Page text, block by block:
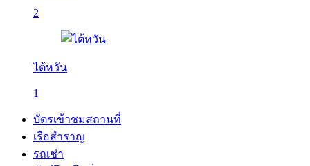
2
ไต้หวัน
1
บัตรเข้าชมสถานที่
เรือสำราญ
รถเช่า